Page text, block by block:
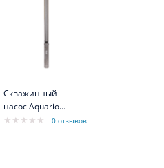
Скважинный
насос Aquario
ASP(T)7B- 65-0 отзывов